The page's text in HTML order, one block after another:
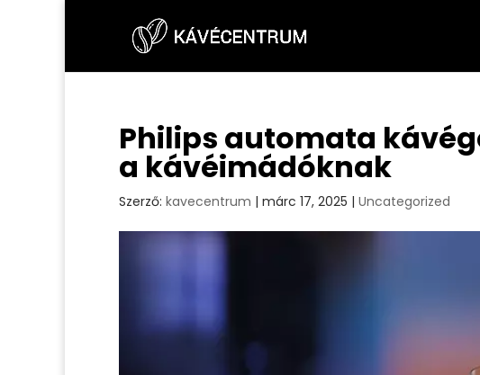
Philips automata
a kávéimádóknak
Szerző: kavecentrum | márc 17, 2025 | Uncategorized